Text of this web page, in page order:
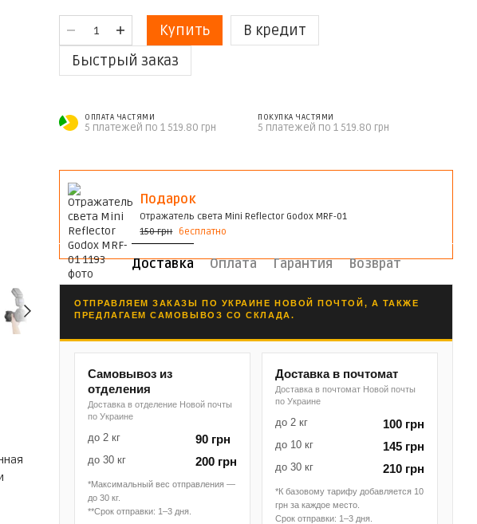
Купить
В кредит
Быстрый заказ
ОПЛАТА ЧАСТЯМИ
5 платежей по 1 519.80 грн
ПОКУПКА ЧАСТЯМИ
5 платежей по 1 519.80 грн
Подарок
Отражатель света Mini Reflector Godox MRF-01
150 грн бесплатно
Доставка Оплата Гарантия Возврат
ОТПРАВЛЯЕМ ЗАКАЗЫ ПО УКРАИНЕ НОВОЙ ПОЧТОЙ, А ТАКЖЕ
ПРЕДЛАГАЕМ САМОВЫВОЗ СО СКЛАДА.
Самовывоз из
отделения
Доставка в отделение Новой почты
по Украине
до 2 кг 90 грн
до 30 кг 200 грн
*Максимальный вес отправления —
до 30 кг.
**Срок отправки: 1–3 дня.
Доставка в почтомат
Доставка в почтомат Новой почты
по Украине
до 2 кг 100 грн
до 10 кг 145 грн
до 30 кг 210 грн
*К базовому тарифу добавляется 10
грн за каждое место.
Срок отправки: 1–3 дня.